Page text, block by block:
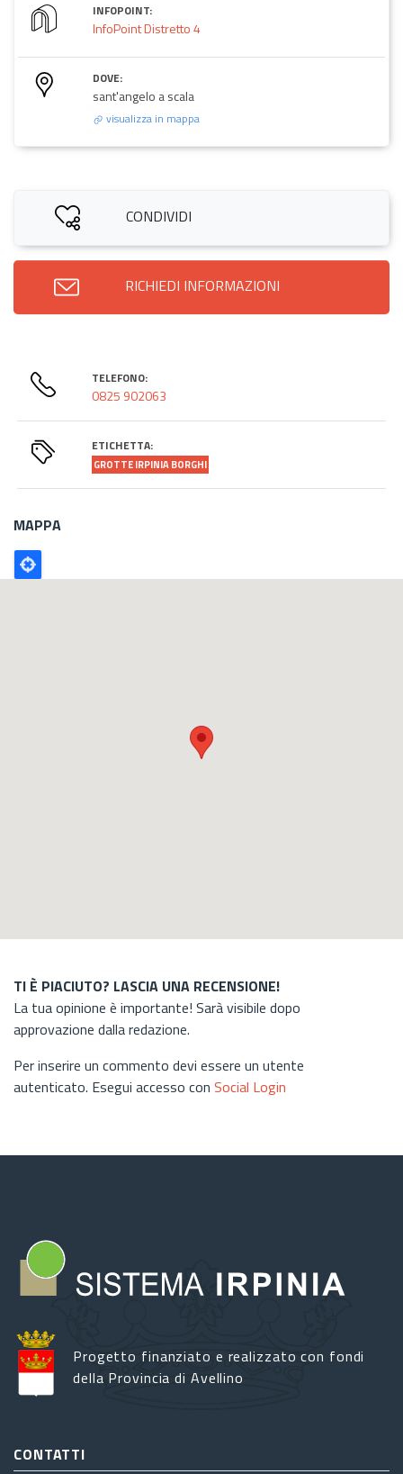
INFOPOINT:
InfoPoint Distretto 4
DOVE:
sant'angelo a scala
visualizza in mappa
CONDIVIDI
RICHIEDI INFORMAZIONI
TELEFONO:
0825 902063
ETICHETTA:
GROTTE IRPINIA BORGHI
MAPPA
Poligono
GEO
TI È PIACIUTO? LASCIA UNA RECENSIONE!
La tua opinione è importante! Sarà visibile dopo
approvazione dalla redazione.
Per inserire un commento devi essere un utente
autenticato. Esegui accesso con Social Login
Progetto finanziato e realizzato con fondi
della Provincia di Avellino
CONTATTI